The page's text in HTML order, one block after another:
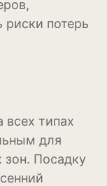
потерь
типах
для
зон. Посадку